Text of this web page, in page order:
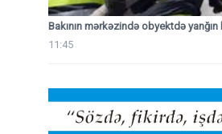
Bakının mərkəzində obyektdə yanğın
11:45